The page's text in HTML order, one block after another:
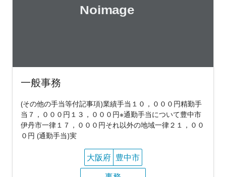
一般事務
(その他の手当等付記事項)業績手当１０，０００円精勤手
当７，０００円１３，０００円※通勤手当について豊中市
伊丹市一律１７，０００円それ以外の地域一律２１，００
０円 (通勤手当)実
大阪府 豊中市